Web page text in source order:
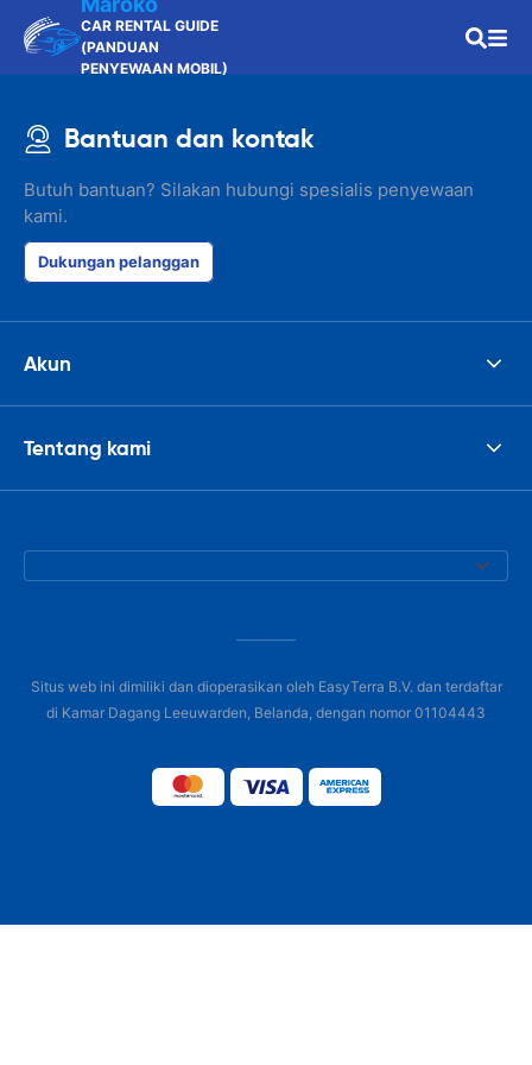
CAR RENTAL GUIDE
(PANDUAN
PENYEWAAN MOBIL)
Bantuan dan kontak
Butuh bantuan? Silakan hubungi spesialis penyewaan
kami.
Dukungan pelanggan
Akun
Tentang kami
Situs web ini dimiliki dan dioperasikan oleh EasyTerra B.V. dan terdaftar
di Kamar Dagang Leeuwarden, Belanda, dengan nomor 01104443